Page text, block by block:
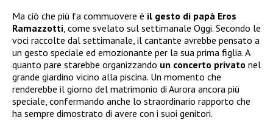
Ma ciò che più fa commuovere è il gesto di papà Eros
Ramazzotti , come svelato sul settimanale Oggi. Secondo le
voci raccolte dal settimanale, il cantante avrebbe pensato a
un gesto speciale ed emozionante per la sua prima figlia. A
quanto pare starebbe organizzando un concerto privato nel
grande giardino vicino alla piscina. Un momento che
renderebbe il giorno del matrimonio di Aurora ancora più
speciale, confermando anche lo straordinario rapporto che
ha sempre dimostrato di avere con i suoi genitori.